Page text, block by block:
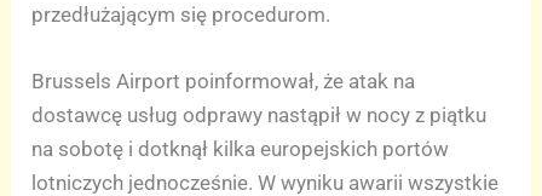
przedłużającym się procedurom.
Brussels Airport poinformował, że atak na
dostawcę usług odprawy nastąpił w nocy z piątku
na sobotę i dotknął kilka europejskich portów
lotniczych jednocześnie. W wyniku awarii wszystkie